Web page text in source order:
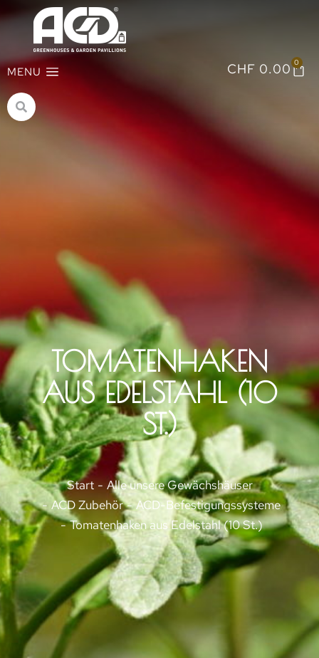
MENU CHF 0.00 0
TOMATENHAKEN
AUS EDELSTAHL (10
ST.)
Sie befinden sich hier:
Start
Alle unsere Gewächshäuser
ACD Zubehör
ACD-Befestigungssysteme
Tomatenhaken aus Edelstahl (10 St.)